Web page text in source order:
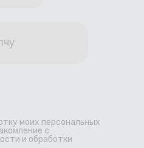
моих персональных
с
и обработки